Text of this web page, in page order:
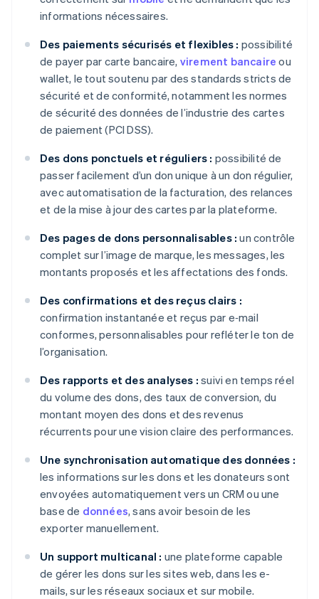
informations nécessaires.
Des paiements sécurisés et flexibles : possibilité
de payer par carte bancaire, virement bancaire ou
wallet, le tout soutenu par des standards stricts de
sécurité et de conformité, notamment les normes
de sécurité des données de l’industrie des cartes
de paiement (PCI DSS).
Des dons ponctuels et réguliers : possibilité de
passer facilement d’un don unique à un don régulier,
avec automatisation de la facturation, des relances
et de la mise à jour des cartes par la plateforme.
Des pages de dons personnalisables : un contrôle
complet sur l’image de marque, les messages, les
montants proposés et les affectations des fonds.
Des confirmations et des reçus clairs :
confirmation instantanée et reçus par e‑mail
conformes, personnalisables pour refléter le ton de
l’organisation.
Des rapports et des analyses : suivi en temps réel
du volume des dons, des taux de conversion, du
montant moyen des dons et des revenus
récurrents pour une vision claire des performances.
Une synchronisation automatique des données :
les informations sur les dons et les donateurs sont
envoyées automatiquement vers un CRM ou une
base de données, sans avoir besoin de les
exporter manuellement.
Un support multicanal : une plateforme capable
de gérer les dons sur les sites web, dans les e-
mails, sur les réseaux sociaux et sur mobile.